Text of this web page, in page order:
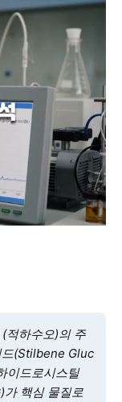
(적하수오)의 주
드(Stilbene Gluc
이드로시스틸
핵심 물질로